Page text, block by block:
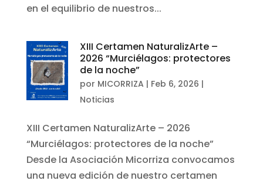
en el equilibrio de nuestros...
XIII Certamen NaturalizArte –
2026 “Murciélagos: protectores
de la noche”
por MICORRIZA | Feb 6, 2026 |
Noticias
XIII Certamen NaturalizArte – 2026
“Murciélagos: protectores de la noche”
Desde la Asociación Micorriza convocamos
una nueva edición de nuestro certamen